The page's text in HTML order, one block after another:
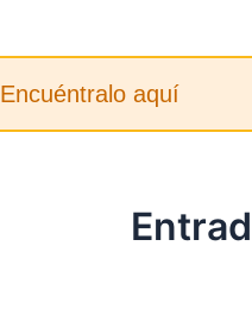
Encuéntralo aquí